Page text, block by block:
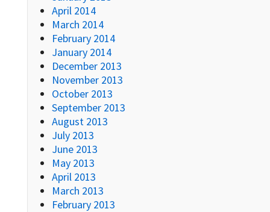
April 2014
March 2014
February 2014
January 2014
December 2013
November 2013
October 2013
September 2013
August 2013
July 2013
June 2013
May 2013
April 2013
March 2013
February 2013